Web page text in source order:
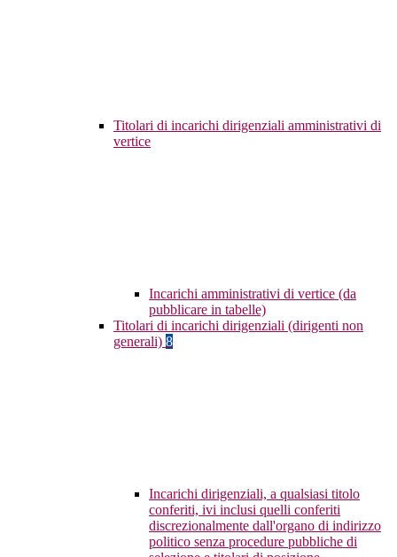
Titolari di incarichi dirigenziali amministrativi di
vertice
Incarichi amministrativi di vertice (da
pubblicare in tabelle)
Titolari di incarichi dirigenziali (dirigenti non
generali) 8
Incarichi dirigenziali, a qualsiasi titolo
conferiti, ivi inclusi quelli conferiti
discrezionalmente dall'organo di indirizzo
politico senza procedure pubbliche di